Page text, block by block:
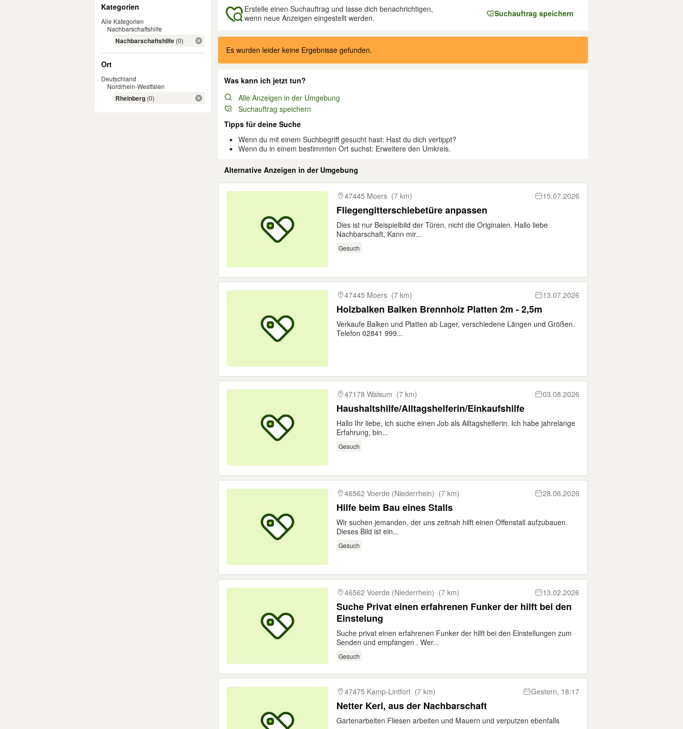
Kategorien
Alle Kategorien
Nachbarschaftshilfe
Nachbarschaftshilfe (0)
Ort
Deutschland
Nordrhein-Westfalen
Rheinberg (0)
Erstelle einen Suchauftrag und lasse dich benachrichtigen,
wenn neue Anzeigen eingestellt werden.
Suchauftrag speichern
Ergebnisse
Es wurden leider keine Ergebnisse gefunden.
Was kann ich jetzt tun?
Alle Anzeigen in der Umgebung
Suchauftrag speichern
Tipps für deine Suche
Wenn du mit einem Suchbegriff gesucht hast: Hast du dich vertippt?
Wenn du in einem bestimmten Ort suchst: Erweitere den Umkreis.
Alternative Anzeigen in der Umgebung
Ergebnisse
47445 Moers (7 km) 15.07.2026
Fliegengitterschiebetüre anpassen
Dies ist nur Beispielbild der Türen, nicht die Originalen. Hallo liebe
Nachbarschaft, Kann mir...
Gesuch
47445 Moers (7 km) 13.07.2026
Holzbalken Balken Brennholz Platten 2m - 2,5m
Verkaufe Balken und Platten ab Lager, verschiedene Längen und Größen.
Telefon 02841 999...
47178 Walsum (7 km) 03.08.2026
Haushaltshilfe/Alltagshelferin/Einkaufshilfe
Hallo Ihr liebe, ich suche einen Job als Alltagshelferin. Ich habe jahrelange
Erfahrung, bin...
Gesuch
46562 Voerde (Niederrhein) (7 km) 28.06.2026
Hilfe beim Bau eines Stalls
Wir suchen jemanden, der uns zeitnah hilft einen Offenstall aufzubauen.
Dieses Bild ist ein...
Gesuch
46562 Voerde (Niederrhein) (7 km) 13.02.2026
Suche Privat einen erfahrenen Funker der hilft bei den
Einstelung
Suche privat einen erfahrenen Funker der hilft bei den Einstellungen zum
Senden und empfangen . Wer...
Gesuch
47475 Kamp-Lintfort (7 km) Gestern, 18:17
Netter Kerl, aus der Nachbarschaft
Gartenarbeiten Fliesen arbeiten und Mauern und verputzen ebenfalls